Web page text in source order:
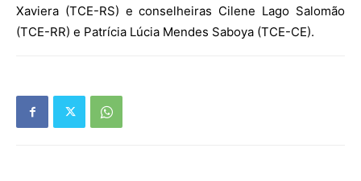
Xaviera (TCE-RS) e conselheiras Cilene Lago Salomão
(TCE-RR) e Patrícia Lúcia Mendes Saboya (TCE-CE).